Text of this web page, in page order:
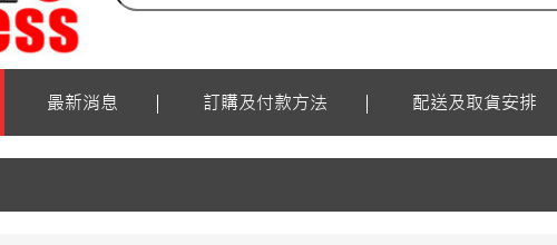
最新消息 訂購及付款方法 配送及取貨安排